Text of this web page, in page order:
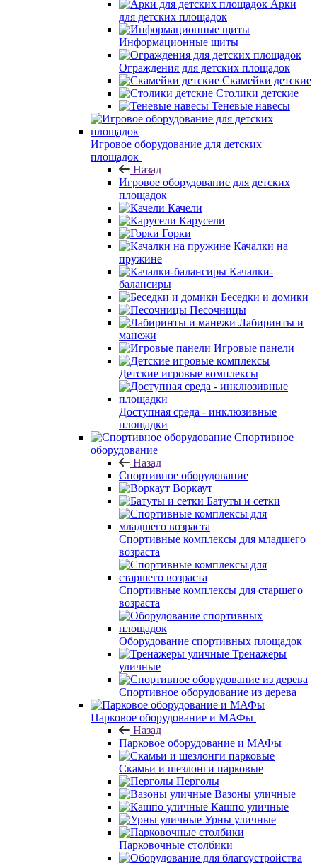
Арки
для детских площадок
Информационные щиты
Ограждения для детских площадок
Скамейки детские
Столики детские
Теневые навесы
Игровое оборудование для детских
площадок
Назад
Игровое оборудование для детских
площадок
Качели
Карусели
Горки
Качалки на
пружине
Качалки-
балансиры
Беседки и домики
Песочницы
Лабиринты и
манежи
Игровые панели
Детские игровые комплексы
Доступная среда - инклюзивные
площадки
Спортивное
оборудование
Назад
Спортивное оборудование
Воркаут
Батуты и сетки
Спортивные комплексы для младшего
возраста
Спортивные комплексы для старшего
возраста
Оборудование спортивных площадок
Тренажеры
уличные
Спортивное оборудование из дерева
Парковое оборудование и МАФы
Назад
Парковое оборудование и МАФы
Скамьи и шезлонги парковые
Перголы
Вазоны уличные
Кашпо уличные
Урны уличные
Парковочные столбики